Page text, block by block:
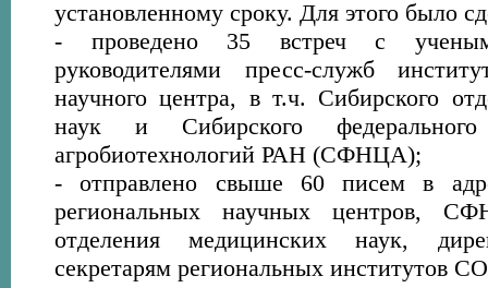
установленному сроку. Для этого было
- проведено 35 встреч с
руководителями пресс-служб
научного центра, в т.ч. Сибирского
наук и Сибирского
агробиотехнологий РАН (СФНЦА);
- отправлено свыше 60 писем в
региональных научных центров,
отделения медицинских наук,
секретарям региональных институтов